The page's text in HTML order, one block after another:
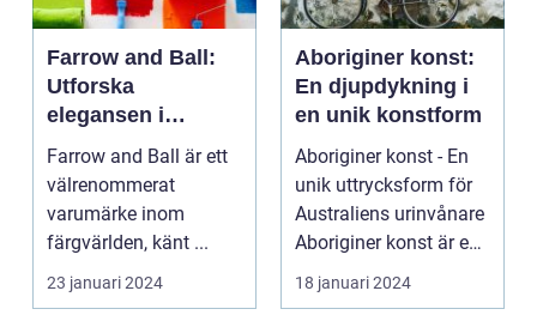
Farrow and Ball:
Utforska
elegansen i
varumärkets färger
Farrow and Ball är ett
välrenommerat
varumärke inom
färgvärlden, känt ...
23 januari 2024
Aboriginer konst:
En djupdykning i
en unik konstform
Aboriginer konst - En
unik uttrycksform för
Australiens urinvånare
Aboriginer konst är en
konstform...
18 januari 2024